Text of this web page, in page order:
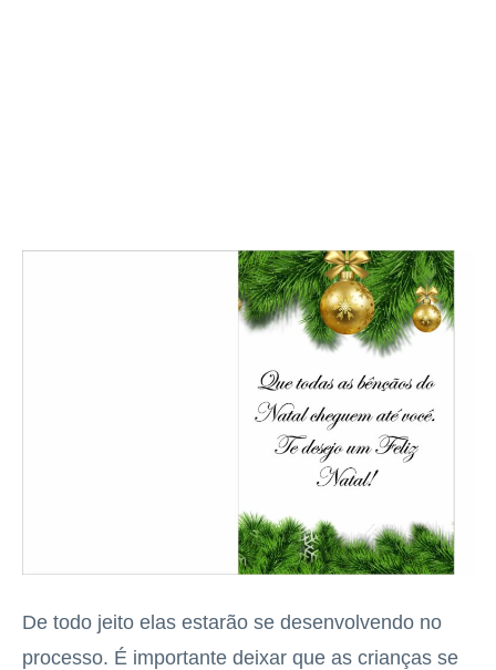
De todo jeito elas estarão se desenvolvendo no
processo. É importante deixar que as crianças se